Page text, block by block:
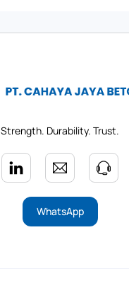
Strength. Durability. Trust.
WhatsApp